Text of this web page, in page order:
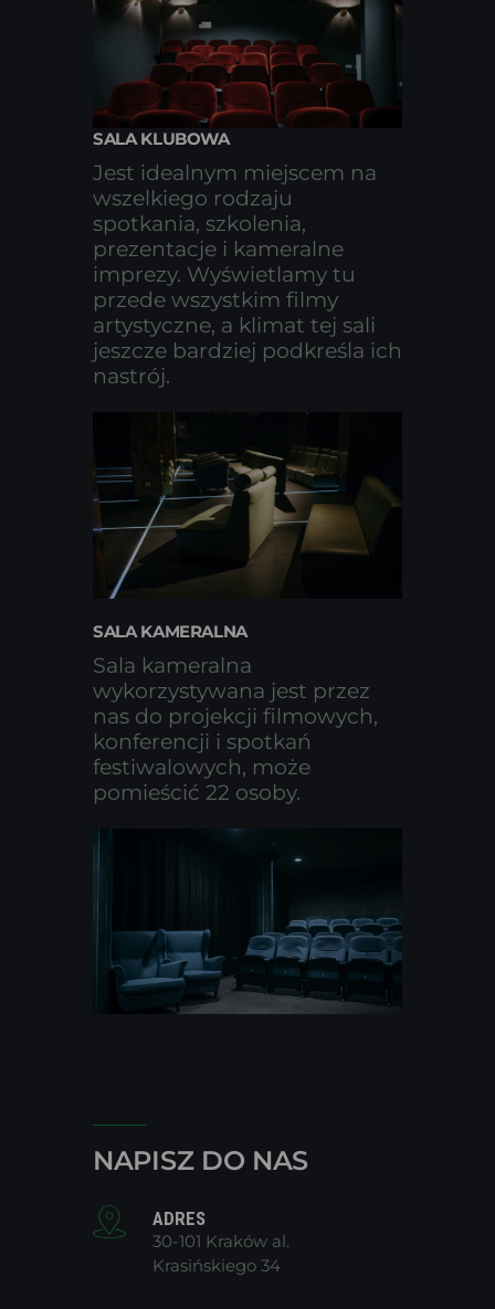
SALA KLUBOWA
Jest idealnym miejscem na
wszelkiego rodzaju
spotkania, szkolenia,
prezentacje i kameralne
imprezy. Wyświetlamy tu
przede wszystkim filmy
artystyczne, a klimat tej sali
jeszcze bardziej podkreśla ich
nastrój.
SALA KAMERALNA
Sala kameralna
wykorzystywana jest przez
nas do projekcji filmowych,
konferencji i spotkań
festiwalowych, może
pomieścić 22 osoby.
NAPISZ DO NAS
ADRES
30-101 Kraków al.
Krasińskiego 34